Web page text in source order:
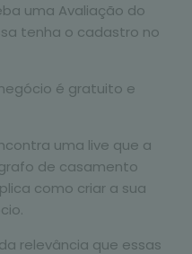
uma Avaliação do
tenha o cadastro no
é gratuito e
uma live que a
de casamento
como criar a sua
relevância que essas